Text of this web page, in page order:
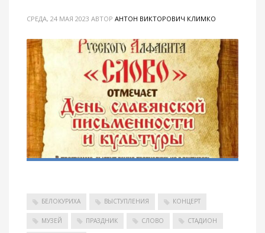
СРЕДА, 24 МАЯ 2023 АВТОР АНТОН ВИКТОРОВИЧ КЛИМКО
БЕЛОКУРИХА ВЫСТУПЛЕНИЯ КОНЦЕРТ
МУЗЕЙ ПРАЗДНИК СЛОВО СТАДИОН